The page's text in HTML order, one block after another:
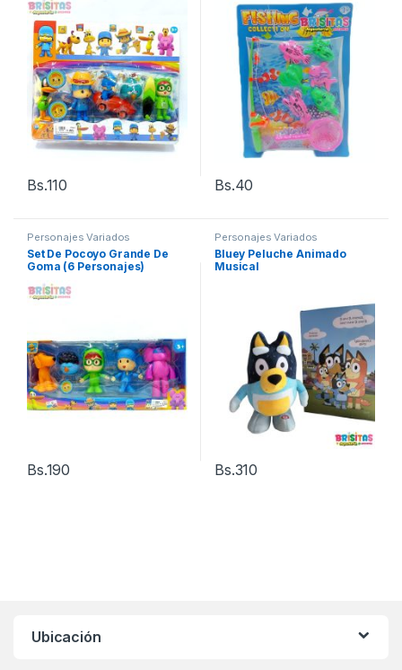
Bs.110 Bs.40
Personajes Variados
Set De Pocoyo Grande De
Goma (6 Personajes)
Bs.190
Personajes Variados
Bluey Peluche Animado
Musical
Bs.310
Ubicación